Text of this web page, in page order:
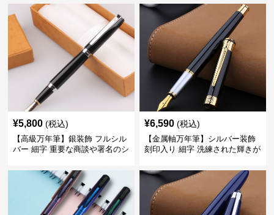
¥5,800 (税込)
【高級万年筆】銀装飾 フルシル
バー 細字 重要な商談や署名のシ
てくれる
¥6,590 (税込)
【金属軸万年筆】シルバー装飾
刻印入り 細字 洗練された輝きが